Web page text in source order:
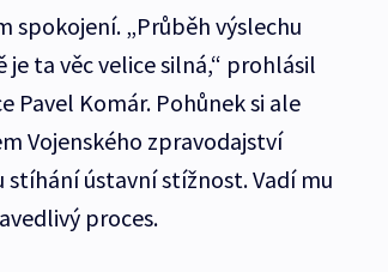
spokojení. „Průběh výslechu
ta věc velice silná,“ prohlásil
Komár. Pohůnek si ale
Vojenského zpravodajství
ústavní stížnost. Vadí mu
proces.